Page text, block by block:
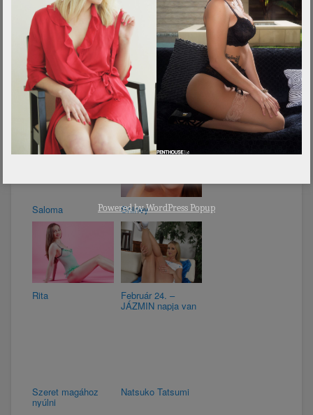
Ez is érdekelhet
Lynne Tiara
Saloma Shirley
Rita Február 24. –
JÁZMIN napja van
Szeret magához
nyúlni
Natsuko Tatsumi
Powered byWordPress Popup